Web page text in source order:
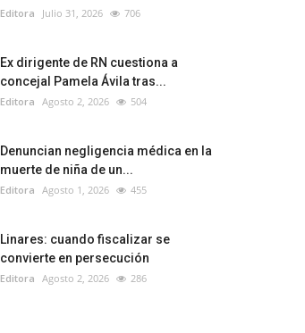
Editora Julio 31, 2026 706
Ex dirigente de RN cuestiona a
concejal Pamela Ávila tras...
Editora Agosto 2, 2026 504
Denuncian negligencia médica en la
muerte de niña de un...
Editora Agosto 1, 2026 455
Linares: cuando fiscalizar se
convierte en persecución
Editora Agosto 2, 2026 286